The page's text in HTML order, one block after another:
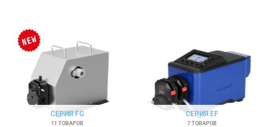
СЕРИЯ FG
11 ТОВАРОВ
СЕРИЯ EF
7 ТОВАРОВ